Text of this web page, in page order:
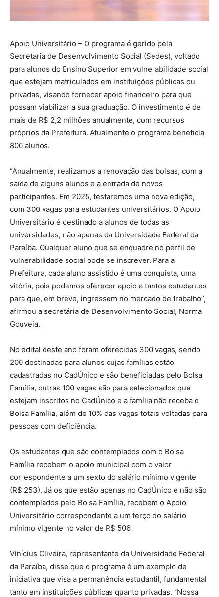
Apoio Universitário – O programa é gerido pela
Secretaria de Desenvolvimento Social (Sedes), voltado
para alunos do Ensino Superior em vulnerabilidade social
que estejam matriculados em instituições públicas ou
privadas, visando fornecer apoio financeiro para que
possam viabilizar a sua graduação. O investimento é de
mais de R$ 2,2 milhões anualmente, com recursos
próprios da Prefeitura. Atualmente o programa beneficia
800 alunos.
“Anualmente, realizamos a renovação das bolsas, com a
saída de alguns alunos e a entrada de novos
participantes. Em 2025, testaremos uma nova edição,
com 300 vagas para estudantes universitários. O Apoio
Universitário é destinado a alunos de todas as
universidades, não apenas da Universidade Federal da
Paraíba. Qualquer aluno que se enquadre no perfil de
vulnerabilidade social pode se inscrever. Para a
Prefeitura, cada aluno assistido é uma conquista, uma
vitória, pois podemos oferecer apoio a tantos estudantes
para que, em breve, ingressem no mercado de trabalho”,
afirmou a secretária de Desenvolvimento Social, Norma
Gouveia.
No edital deste ano foram oferecidas 300 vagas, sendo
200 destinadas para alunos cujas famílias estão
cadastradas no CadÚnico e são beneficiadas pelo Bolsa
Família, outras 100 vagas são para selecionados que
estejam inscritos no CadÚnico e a família não receba o
Bolsa Família, além de 10% das vagas totais voltadas para
pessoas com deficiência.
Os estudantes que são contemplados com o Bolsa
Família recebem o apoio municipal com o valor
correspondente a um sexto do salário mínimo vigente
(R$ 253). Já os que estão apenas no CadÚnico e não são
contemplados pelo Bolsa Família, recebem o Apoio
Universitário correspondente a um terço do salário
mínimo vigente no valor de R$ 506.
Vinícius Oliveira, representante da Universidade Federal
da Paraíba, disse que o programa é um exemplo de
iniciativa que visa a permanência estudantil, fundamental
tanto em instituições públicas quanto privadas. “Nossa